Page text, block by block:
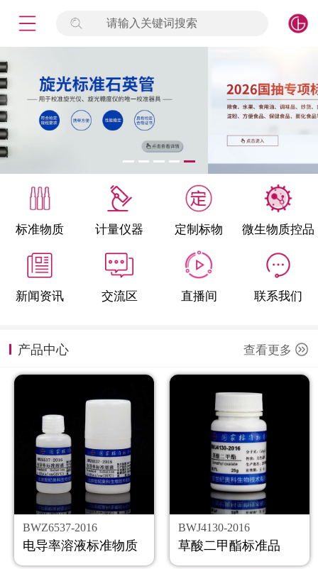
请输入关键词搜索
标准物质 计量仪器 定制标物 微生物质控品
新闻资讯 交流区 直播间 联系我们
产品中心 查看更多
BWZ6537-2016
电导率溶液标准物质
BWJ4130-2016
草酸二甲酯标准品
签到
标准物质
微生物检测/质控品
定制标物
定制仪器
新闻资讯
公司主页
购物车
会员中心
联系我们